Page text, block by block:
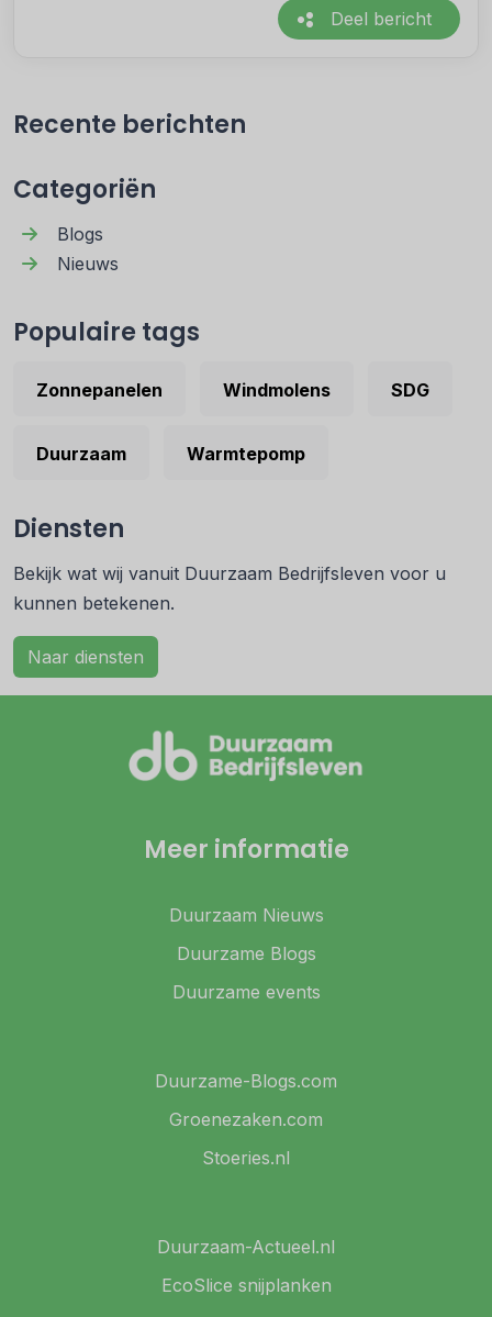
Deel bericht
Recente berichten
Categoriën
Blogs
Nieuws
Populaire tags
Zonnepanelen Windmolens SDG
Duurzaam Warmtepomp
Diensten
Bekijk wat wij vanuit Duurzaam Bedrijfsleven voor u
kunnen betekenen.
Naar diensten
Meer informatie
Duurzaam Nieuws
Duurzame Blogs
Duurzame events
Duurzame-Blogs.com
Groenezaken.com
Stoeries.nl
Duurzaam-Actueel.nl
EcoSlice snijplanken